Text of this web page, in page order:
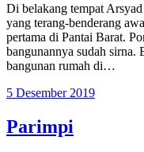
Di belakang tempat
yang terang-benderang
pertama di Pantai Barat.
bangunannya sudah sirna.
bangunan rumah di…
5 Desember 2019
Parimpi